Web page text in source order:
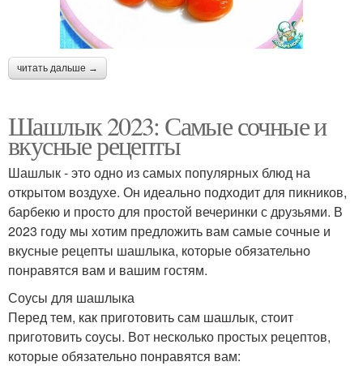
читать дальше →
Шашлык 2023: Самые сочные и
вкусные рецепты
Шашлык - это одно из самых популярных блюд на
открытом воздухе. Он идеально подходит для пикников,
барбекю и просто для простой вечеринки с друзьями. В
2023 году мы хотим предложить вам самые сочные и
вкусные рецепты шашлыка, которые обязательно
понравятся вам и вашим гостям.
Соусы для шашлыка
Перед тем, как приготовить сам шашлык, стоит
приготовить соусы. Вот несколько простых рецептов,
которые обязательно понравятся вам: